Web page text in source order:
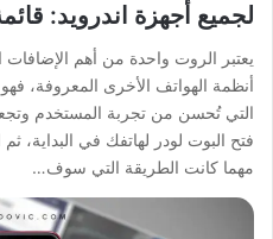
لجميع أجهزة اندرويد:
يعتبر الروت واحدة من أهم الإضافات
أنظمة الهواتف الأخرى المعروفة،
التي تُحسن من تجربة المستخدم
فتح البوت لودر لهاتفك في البداية،
مهما كانت الطريقة التي سوف…